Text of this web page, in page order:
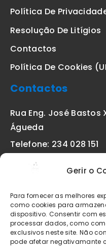
Gerir o
Para fornecer as melhores
como cookies para
dispositivo. Consentir com
processar dados, como
exclusivos neste site. Não
pode afetar negativamante
Política De
Resolução De Litígios
Contactos
Política De Cookies
Contactos
Rua Eng. José Bastos
Águeda
Telefone: 234 028 151
Os preços indicados
os artigos apresentados
disponibilidade de stock